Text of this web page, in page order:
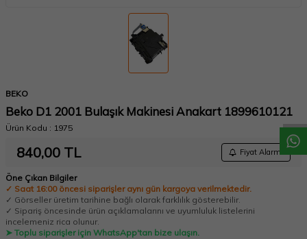
W
h
a
t
a
p
p
D
e
s
t
e
H
a
t
t
BEKO
Beko D1 2001 Bulaşık Makinesi Anakart 1899610121
Ürün Kodu : 1975
840,00 TL Fiyat Alarmı
Öne Çıkan Bilgiler
✓ Saat 16:00 öncesi siparişler aynı gün kargoya verilmektedir.
✓ Görseller üretim tarihine bağlı olarak farklılık gösterebilir.
✓ Sipariş öncesinde ürün açıklamalarını ve uyumluluk listelerini
incelemeniz rica olunur.
➤ Toplu siparişler için WhatsApp'tan bize ulaşın.